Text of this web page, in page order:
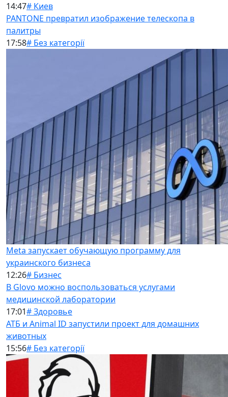
14:47# Киев
PANTONE превратил изображение телескопа в
палитры
17:58# Без категорії
Meta запускает обучающую программу для
украинского бизнеса
12:26# Бизнес
В Glovo можно воспользоваться услугами
медицинской лаборатории
17:01# Здоровье
АТБ и Animal ID запустили проект для домашних
животных
15:56# Без категорії